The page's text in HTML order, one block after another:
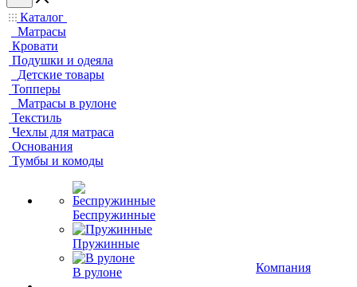
Каталог
Матрасы
Кровати
Подушки и одеяла
Детские товары
Топперы
Матрасы в рулоне
Текстиль
Чехлы для матраса
Основания
Тумбы и комоды
Беспружинные
Пружинные
В рулоне
Компания